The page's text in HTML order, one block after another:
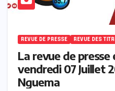
REVUE DE PRESSE REVUE DES
La revue de presse
vendredi 07 Juillet
Nguema